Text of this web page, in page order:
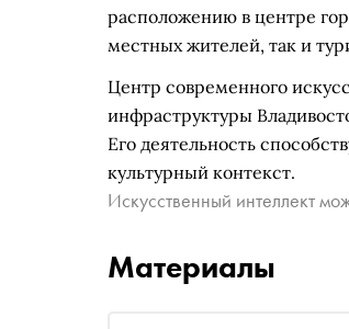
расположению в центре
местных жителей, так и
Центр современного
инфраструктуры
Его деятельность
культурный контекст.
Искусственный интеллект
Материалы